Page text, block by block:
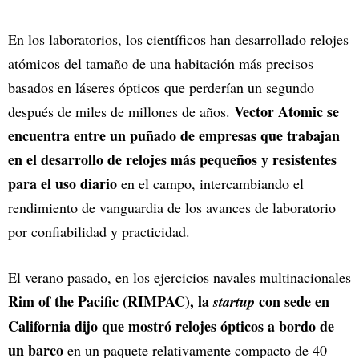
En los laboratorios, los científicos han desarrollado relojes
atómicos del tamaño de una habitación más precisos
basados en láseres ópticos que perderían un segundo
después de miles de millones de años. Vector Atomic se
encuentra entre un puñado de empresas que trabajan
en el desarrollo de relojes más pequeños y resistentes
para el uso diario en el campo, intercambiando el
rendimiento de vanguardia de los avances de laboratorio
por confiabilidad y practicidad.
El verano pasado, en los ejercicios navales multinacionales
Rim of the Pacific (RIMPAC), lastartup con sede en
California dijo que mostró relojes ópticos a bordo de
un barco en un paquete relativamente compacto de 40